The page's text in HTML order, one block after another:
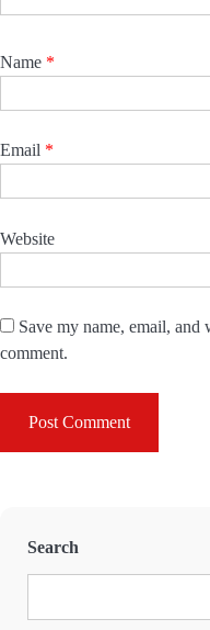
Name *
Email *
Website
Save my name, email,
comment.
Search